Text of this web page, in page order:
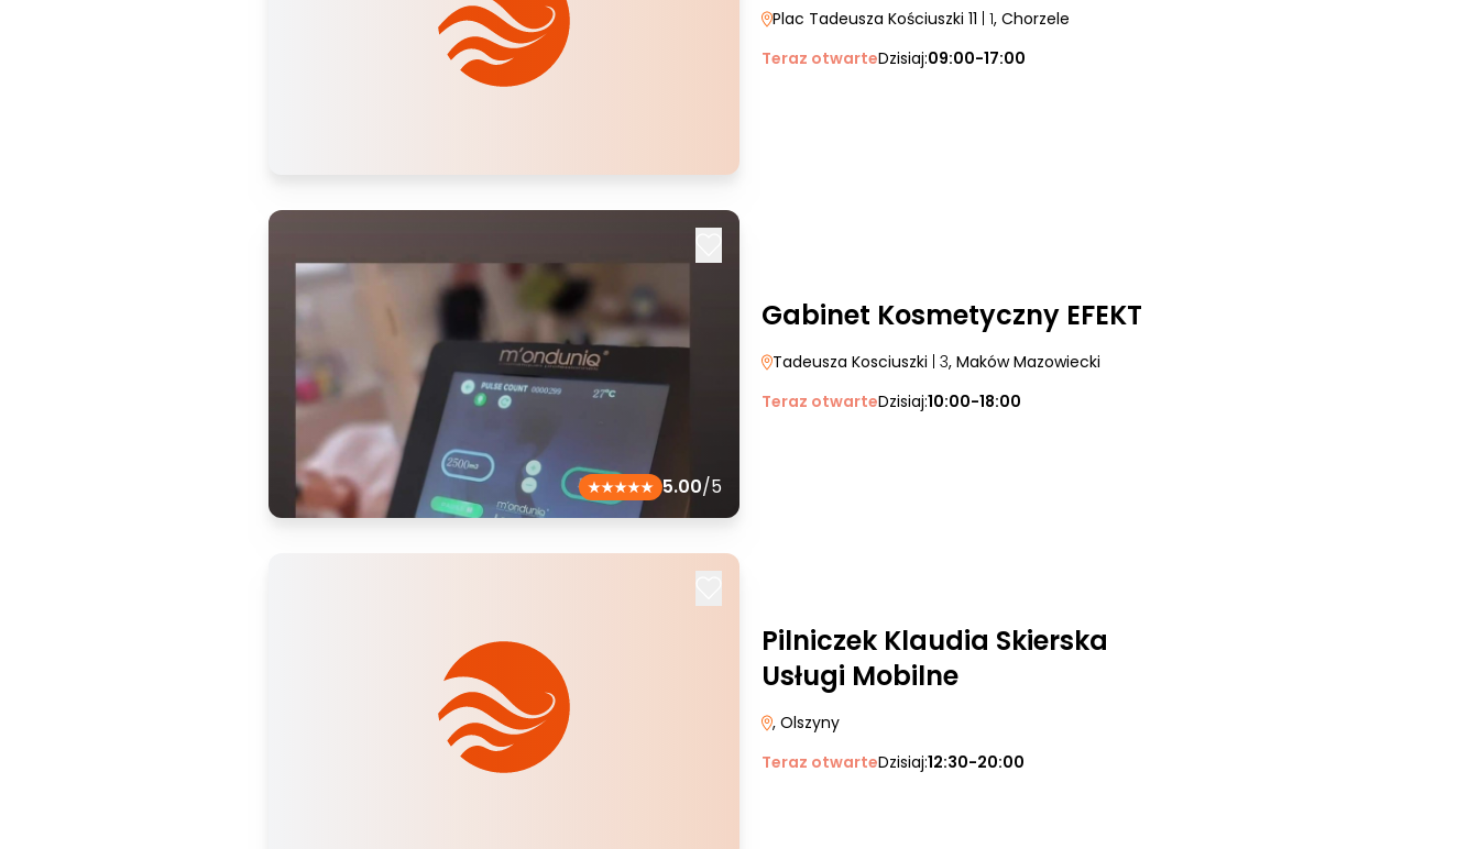
Plac Tadeusza Kościuszki 11 | 1, Chorzele
Teraz otwarteDzisiaj:09:00-17:00
5.00/5
Gabinet Kosmetyczny EFEKT
Tadeusza Kosciuszki | 3, Maków Mazowiecki
Teraz otwarteDzisiaj:10:00-18:00
Pilniczek Klaudia Skierska
Usługi Mobilne
, Olszyny
Teraz otwarteDzisiaj:12:30-20:00